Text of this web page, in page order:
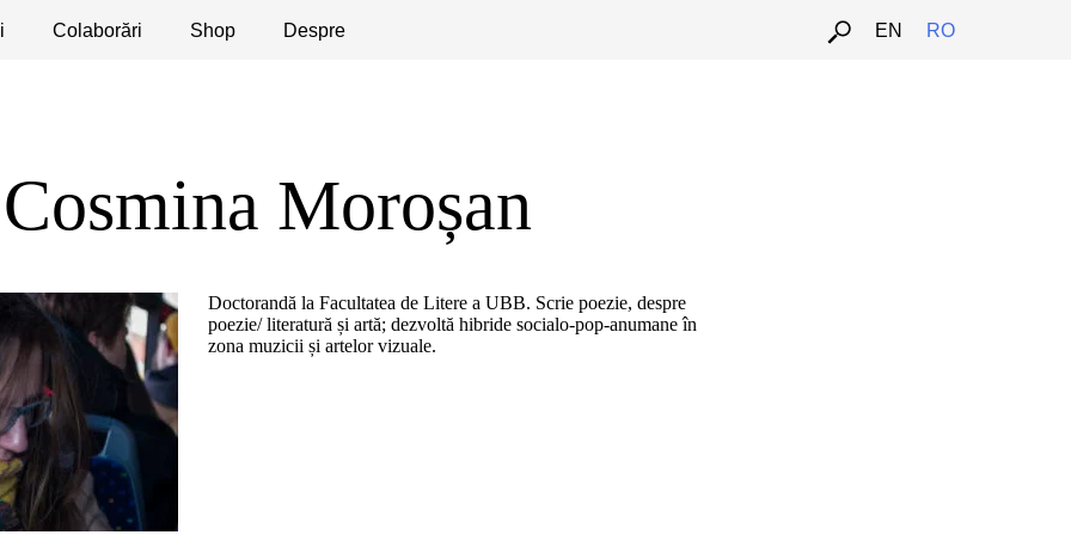
Colaborări Shop Despre EN RO
Dezbateri Apeluri
Cosmina Moroșan
Doctorandă la Facultatea de Litere a UBB. Scrie poezie, despre
poezie/ literatură și artă; dezvoltă hibride socialo-pop-anumane în
zona muzicii și artelor vizuale.